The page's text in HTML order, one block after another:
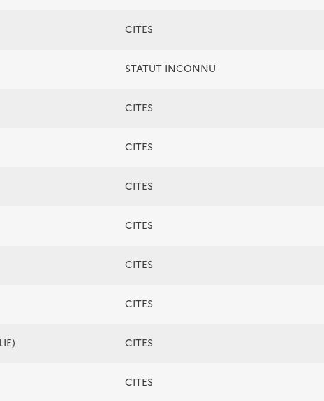
CITES
STATUT INCONNU
CITES
CITES
CITES
CITES
CITES
CITES
CITES
CITES